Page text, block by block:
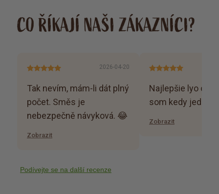
CO ŘÍKAJÍ NAŠI ZÁKAZNÍCI?
2026-04-20
Tak nevím, mám-li dát plný
počet. Směs je
nebezpečně návyková. 😂
Zobrazit
Najlepšie lyo
som kedy jedla
Zobrazit
Podívejte se na další recenze